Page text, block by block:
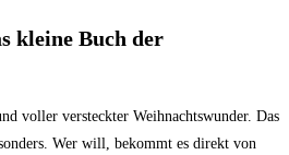
kleine Buch der
voller versteckter Weihnachtswunder. Das
Wer will, bekommt es direkt von